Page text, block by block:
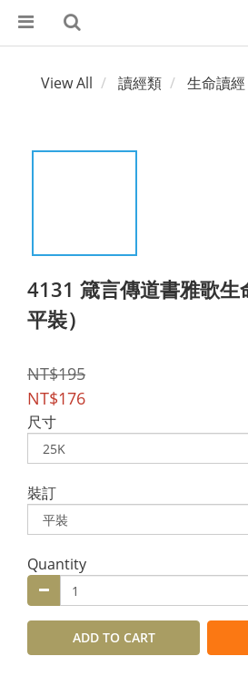
View All 讀經類 生命讀經
4131 箴言傳道書雅歌生
平裝）
NT$195
NT$176
尺寸
裝訂
Quantity
ADD TO CART